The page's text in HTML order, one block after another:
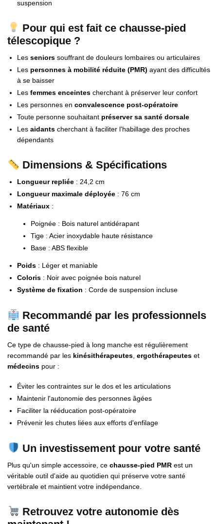
suspension
Pour qui est fait ce chausse-pied
télescopique ?
Les seniors souffrant de douleurs lombaires ou articulaires
Les personnes à mobilité réduite (PMR) ayant des difficultés
à se baisser
Les femmes enceintes cherchant à préserver leur confort
Les personnes en convalescence post-opératoire
Toute personne souhaitant préserver sa santé dorsale
Les aidants cherchant à faciliter l'habillage des proches
dépendants
Dimensions & Spécifications
Longueur repliée : 24,2 cm
Longueur maximale déployée : 76 cm
Matériaux :
Poignée : Bois naturel antidérapant
Tige : Acier inoxydable haute résistance
Base : ABS flexible
Poids : Léger et maniable
Coloris : Noir avec poignée bois naturel
Système de fixation : Corde de suspension incluse
Recommandé par les professionnels
de santé
Ce type de chausse-pied à long manche est régulièrement
recommandé par les kinésithérapeutes ergothérapeutes et
médecins pour :
Éviter les contraintes sur le dos et les articulations
Maintenir l'autonomie des personnes âgées
Faciliter la rééducation post-opératoire
Prévenir les chutes liées aux efforts d'enfilage
Un investissement pour votre santé
Plus qu'un simple accessoire, ce chausse-pied PMR est un
véritable outil d'aide au quotidien qui préserve votre santé
vertébrale et maintient votre indépendance.
Retrouvez votre autonomie dès